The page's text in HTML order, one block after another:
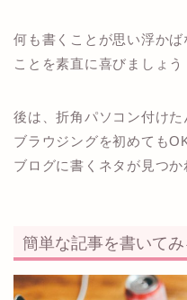
何も書くことが思い浮か
ことを素直に喜びましょう
後は、折角パソコン付け
ブラウジングを初めても
ブログに書くネタが見つか
簡単な記事を書いてみ